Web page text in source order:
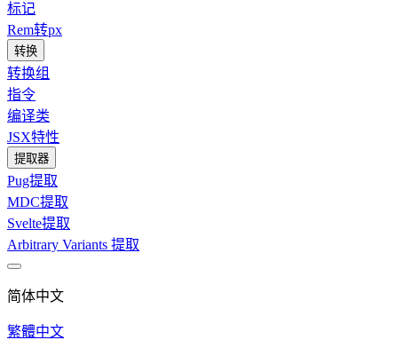
标记
Rem转px
转换
转换组
指令
编译类
JSX特性
提取器
Pug提取
MDC提取
Svelte提取
Arbitrary Variants 提取
简体中文
繁體中文